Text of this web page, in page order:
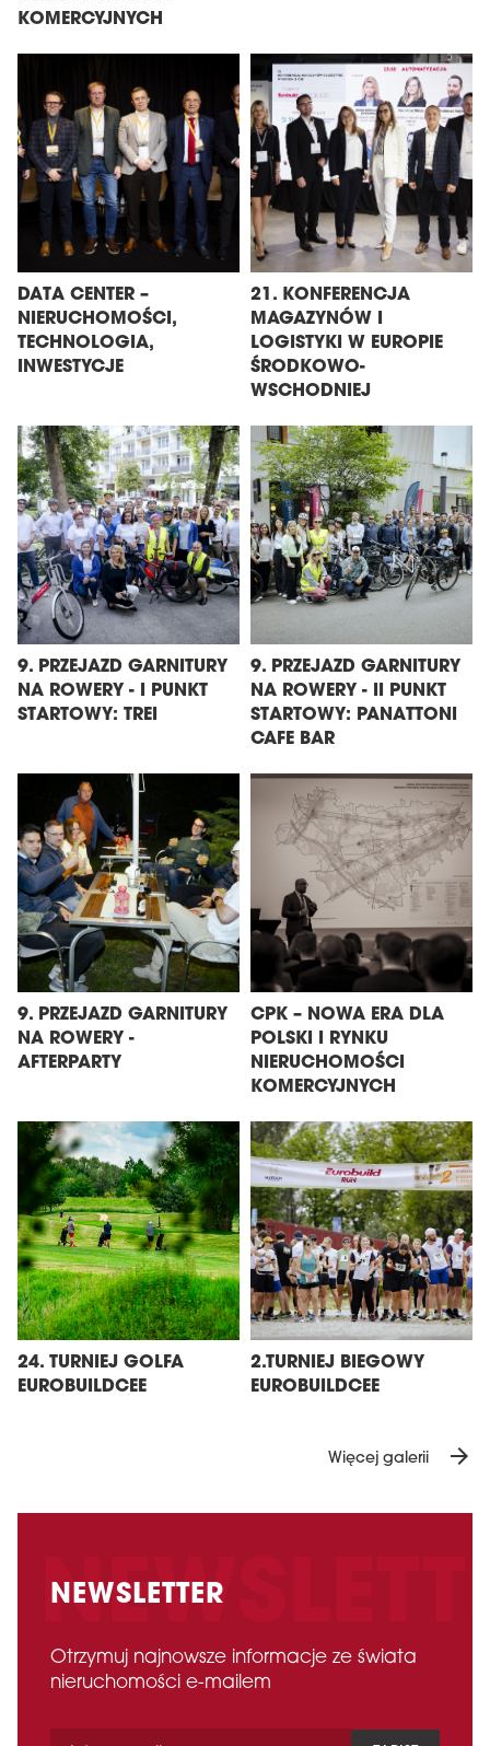
KOMERCYJNYCH
DATA CENTER –
NIERUCHOMOŚCI,
TECHNOLOGIA,
INWESTYCJE
21. KONFERENCJA
MAGAZYNÓW I
LOGISTYKI W EUROPIE
ŚRODKOWO-
WSCHODNIEJ
9. PRZEJAZD GARNITURY
NA ROWERY - I PUNKT
STARTOWY: TREI
9. PRZEJAZD GARNITURY
NA ROWERY - II PUNKT
STARTOWY: PANATTONI
CAFE BAR
9. PRZEJAZD GARNITURY
NA ROWERY -
AFTERPARTY
CPK – NOWA ERA DLA
POLSKI I RYNKU
NIERUCHOMOŚCI
KOMERCYJNYCH
24. TURNIEJ GOLFA
EUROBUILDCEE
2.TURNIEJ BIEGOWY
EUROBUILDCEE
Więcej galerii arrow_forward
NEWSLETTER
Otrzymuj najnowsze informacje ze świata
nieruchomości e-mailem